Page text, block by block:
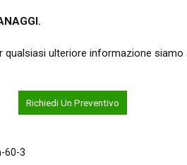
qualsiasi ulteriore informazione
Richiedi Un Preventivo
60-3